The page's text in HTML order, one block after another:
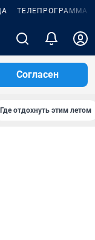
ТЕЛЕПРОГРАММА
Согласен
Где отдохнуть этим летом